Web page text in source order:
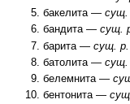
бакелита —сущ.
бандита —сущ.
барита —сущ. р.
батолита —сущ.
белемнита —
бентонита —